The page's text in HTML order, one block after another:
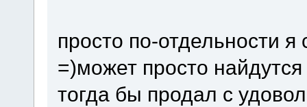
просто по-отдельности
=)может просто
тогда бы продал с